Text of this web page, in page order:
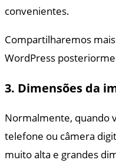
convenientes.
Compartilharemos
WordPress
3. Dimensões da
Normalmente, quando
telefone ou câmera
muito alta e grandes